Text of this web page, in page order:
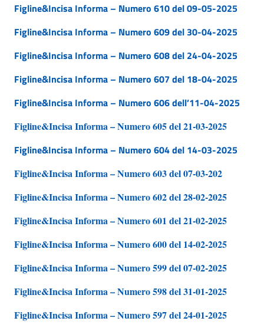
Figline&Incisa Informa – Numero 610 del 09-05-2025
Figline&Incisa Informa – Numero 609 del 30-04-2025
Figline&Incisa Informa – Numero 608 del 24-04-2025
Figline&Incisa Informa – Numero 607 del 18-04-2025
Figline&Incisa Informa – Numero 606 dell’11-04-2025
Figline&Incisa Informa – Numero 605 del 21-03-2025
Figline&Incisa Informa – Numero 604 del 14-03-2025
Figline&Incisa Informa – Numero 603 del 07-03-202
Figline&Incisa Informa – Numero 602 del 28-02-2025
Figline&Incisa Informa – Numero 601 del 21-02-2025
Figline&Incisa Informa – Numero 600 del 14-02-2025
Figline&Incisa Informa – Numero 599 del 07-02-2025
Figline&Incisa Informa – Numero 598 del 31-01-2025
Figline&Incisa Informa – Numero 597 del 24-01-2025